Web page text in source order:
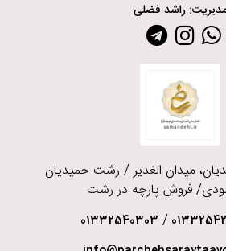
راشد فضلی
میدان الغدیر / رشت حمیدیان
فروش پارچه در رشت
/
01332540303